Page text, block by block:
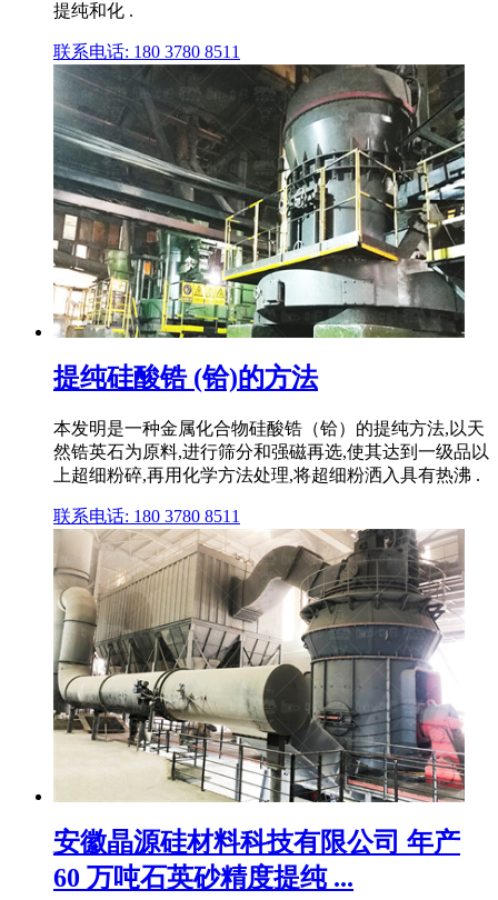
提纯和化 .
联系电话: 180 3780 8511
提纯硅酸锆 (铪)的方法
本发明是一种金属化合物硅酸锆（铪）的提纯方法,以天
然锆英石为原料,进行筛分和强磁再选,使其达到一级品以
上超细粉碎,再用化学方法处理,将超细粉洒入具有热沸 .
联系电话: 180 3780 8511
安徽晶源硅材料科技有限公司 年产
60 万吨石英砂精度提纯 ...